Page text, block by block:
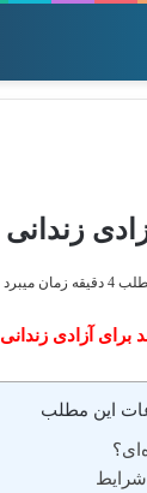
زندانی
میبرد
برای آزادی زندانی
این مطلب
شرایط